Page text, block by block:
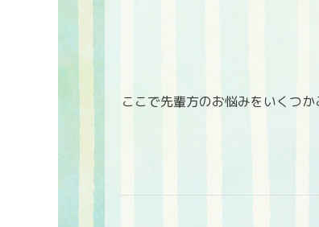
ここで先輩方のお悩みをいくつか